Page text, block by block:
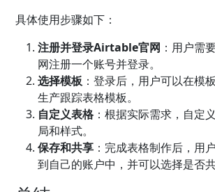
具体使用步骤如下：
注册并登录Airtable官网 ：用户需
网注册一个账号并登录。
选择模板 ：登录后，用户可以在模
生产跟踪表格模板。
自定义表格 ：根据实际需求，自定
局和样式。
保存和共享 ：完成表格制作后，用
到自己的账户中，并可以选择是否